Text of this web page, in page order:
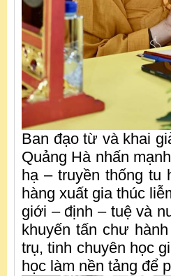
Ban đạo từ và khai
Quảng Hà nhấn
hạ – truyền thống
hàng xuất gia thúc
giới – định – tuệ và
khuyến tấn chư
trụ, tinh chuyên học
học làm nền tảng để